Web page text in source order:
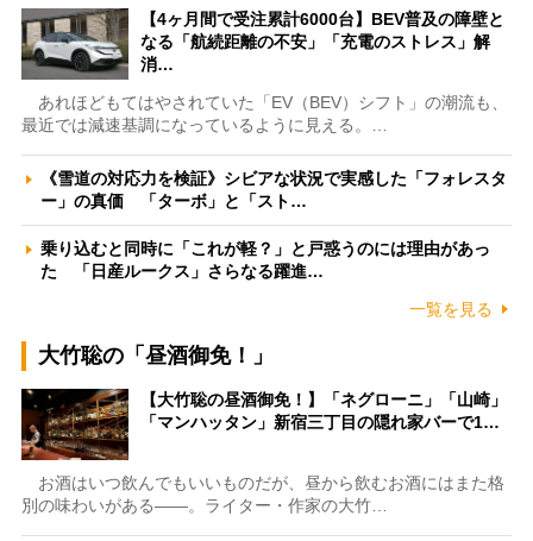
【4ヶ月間で受注累計6000台】BEV普及の障壁と
なる「航続距離の不安」「充電のストレス」解
消…
あれほどもてはやされていた「EV（BEV）シフト」の潮流も、
最近では減速基調になっているように見える。…
《雪道の対応力を検証》シビアな状況で実感した「フォレスタ
ー」の真価 「ターボ」と「スト…
乗り込むと同時に「これが軽？」と戸惑うのには理由があっ
た 「日産ルークス」さらなる躍進…
一覧を見る
大竹聡の「昼酒御免！」
【大竹聡の昼酒御免！】「ネグローニ」「山崎」
「マンハッタン」新宿三丁目の隠れ家バーで1…
お酒はいつ飲んでもいいものだが、昼から飲むお酒にはまた格
別の味わいがある――。ライター・作家の大竹…